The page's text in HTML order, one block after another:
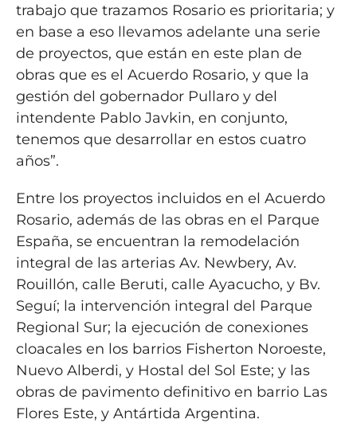
trabajo que trazamos Rosario es prioritaria; y
en base a eso llevamos adelante una serie
de proyectos, que están en este plan de
obras que es el Acuerdo Rosario, y que la
gestión del gobernador Pullaro y del
intendente Pablo Javkin, en conjunto,
tenemos que desarrollar en estos cuatro
años”.
Entre los proyectos incluidos en el Acuerdo
Rosario, además de las obras en el Parque
España, se encuentran la remodelación
integral de las arterias Av. Newbery, Av.
Rouillón, calle Beruti, calle Ayacucho, y Bv.
Seguí; la intervención integral del Parque
Regional Sur; la ejecución de conexiones
cloacales en los barrios Fisherton Noroeste,
Nuevo Alberdi, y Hostal del Sol Este; y las
obras de pavimento definitivo en barrio Las
Flores Este, y Antártida Argentina.